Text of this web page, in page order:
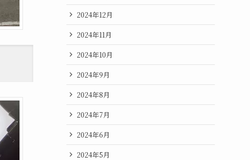
2024年12月
2024年11月
2024年10月
2024年9月
2024年8月
2024年7月
2024年6月
2024年5月